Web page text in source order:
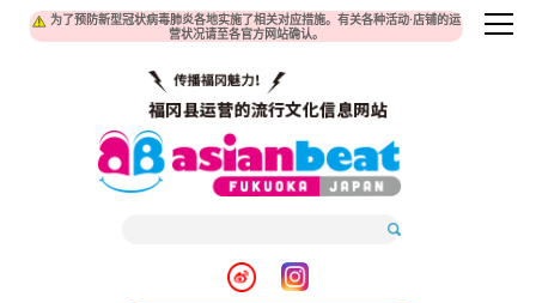
为了预防新型冠状病毒肺炎各地实施了相关对应措施。有关各种活动·店铺的运
营状况请至各官方网站确认。